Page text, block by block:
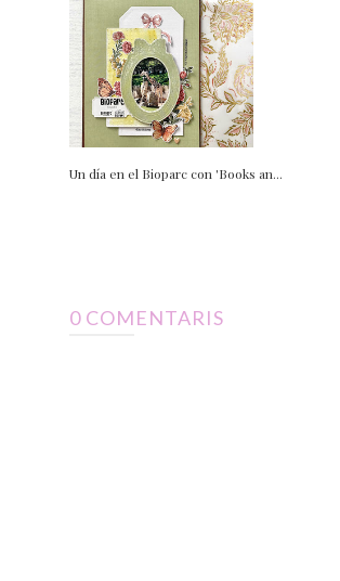
Un día en el Bioparc con 'Books an...
0 COMENTARIS